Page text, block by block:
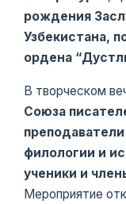
рождения
Узбекистана,
ордена
В творческом
Союза
филологии и
ученики и
Мероприятие